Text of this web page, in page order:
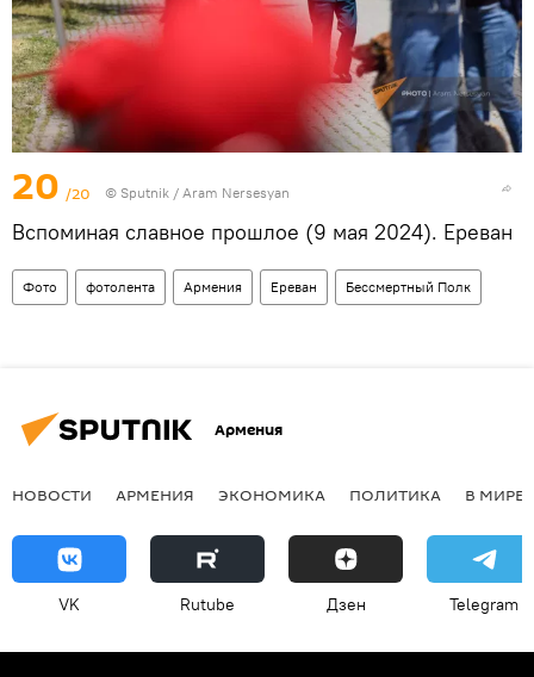
20 /20 © Sputnik / Aram Nersesyan
Вспоминая славное прошлое (9 мая 2024). Еревaн
Фото фотолента Армения Ереван Бессмертный Полк
Армения
НОВОСТИ АРМЕНИЯ ЭКОНОМИКА ПОЛИТИКА В МИРЕ
VK Rutube Дзен Telegram